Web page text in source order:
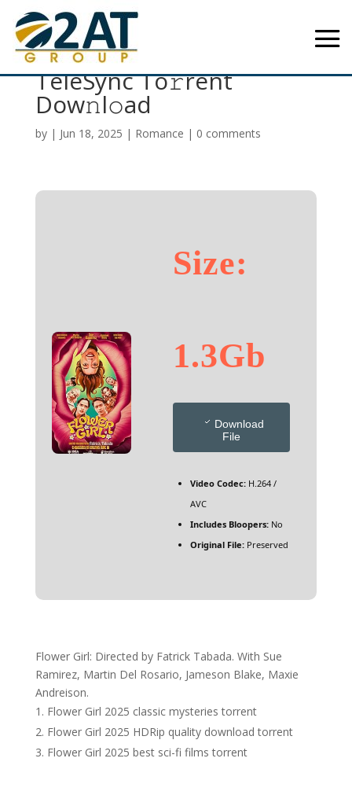
Flower Girl 2025
TeleSync To𝚛rent
Dow𝚗l𝚘ad
by | Jun 18, 2025 | Romance | 0 comments
Size:
1.3Gb
Download
File
Video Codec:H.264 /
AVC
Includes Bloopers:No
Original File:Preserved
Flower Girl: Directed by Fatrick Tabada. With Sue
Ramirez, Martin Del Rosario, Jameson Blake, Maxie
Andreison.
Flower Girl 2025 classic mysteries torrent
Flower Girl 2025 HDRip quality download torrent
Flower Girl 2025 best sci-fi films torrent